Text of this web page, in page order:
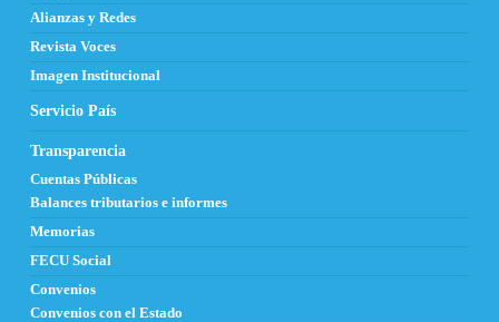
Alianzas y Redes
Revista Voces
Imagen Institucional
Servicio País
Transparencia
Cuentas Públicas
Balances tributarios e informes
Memorias
FECU Social
Convenios
Convenios con el Estado